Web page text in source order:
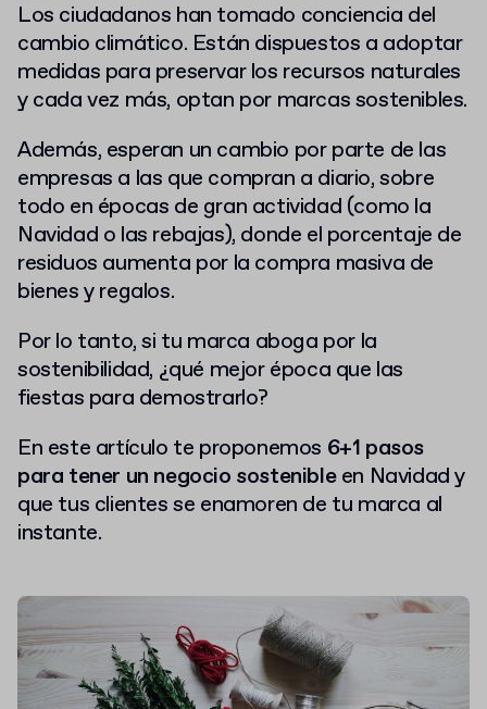
Los ciudadanos han tomado conciencia del
cambio climático. Están dispuestos a adoptar
medidas para preservar los recursos naturales
y cada vez más, optan por marcas sostenibles.
Además, esperan un cambio por parte de las
empresas a las que compran a diario, sobre
todo en épocas de gran actividad (como la
Navidad o las rebajas), donde el porcentaje de
residuos aumenta por la compra masiva de
bienes y regalos.
Por lo tanto, si tu marca aboga por la
sostenibilidad, ¿qué mejor época que las
fiestas para demostrarlo?
En este artículo te proponemos 6+1 pasos
para tener un negocio sostenibleen Navidad y
que tus clientes se enamoren de tu marca al
instante.